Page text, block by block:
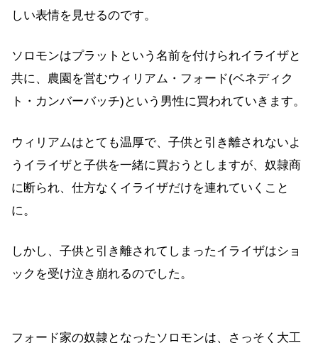
しい表情を見せるのです。
ソロモンはプラットという名前を付けられイライザと
共に、農園を営むウィリアム・フォード(ベネディク
ト・カンバーバッチ)という男性に買われていきます。
ウィリアムはとても温厚で、子供と引き離されないよ
うイライザと子供を一緒に買おうとしますが、奴隷商
に断られ、仕方なくイライザだけを連れていくこと
に。
しかし、子供と引き離されてしまったイライザはショ
ックを受け泣き崩れるのでした。
フォード家の奴隷となったソロモンは、さっそく大工